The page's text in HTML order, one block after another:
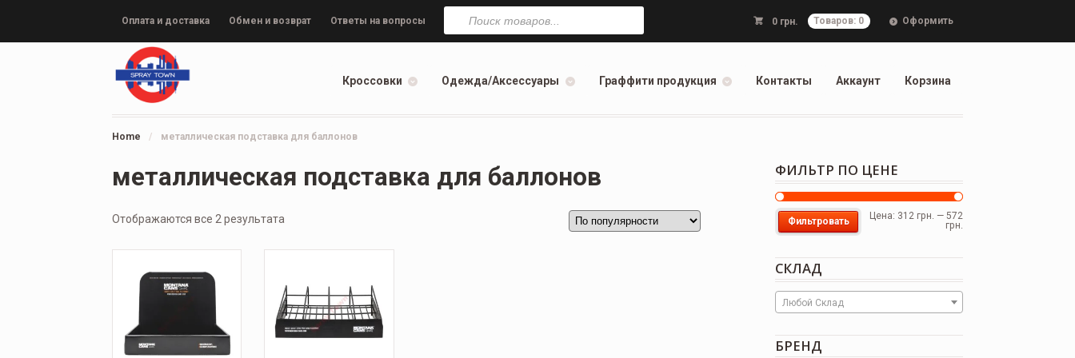
Оплата и доставка Обмен и возврат Ответы на вопросы 0 грн. Товаров: 0 Оформить
Поиск
товаров
Кроссовки Одежда/Аксессуары Граффити продукция Контакты Аккаунт Корзина
Home / металлическая подставка для баллонов
металлическая подставка для баллонов
Отображаются все 2 результата
ФИЛЬТР ПО ЦЕНЕ
Фильтровать Цена: 312 грн. — 572
грн.
СКЛАД
Любой Склад
БРЕНД